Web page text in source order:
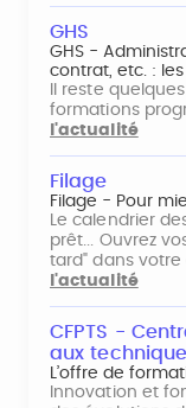
GHS
GHS -
contrat, etc. :
Il reste
formations
l'actualité
Filage
Filage - Pour
Le calendrier
prêt... Ouvrez
tard" dans
l'actualité
CFPTS -
aux
L’offre de
Innovation et